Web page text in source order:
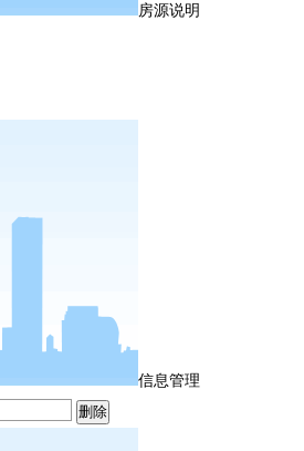
房源说明
信息管理